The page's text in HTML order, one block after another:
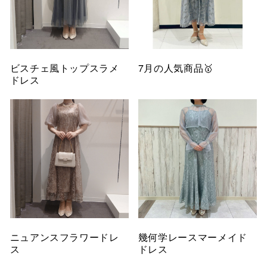
ビスチェ風トップスラメ
ドレス
7月の人気商品🥇
ニュアンスフラワードレ
ス
幾何学レースマーメイド
ドレス